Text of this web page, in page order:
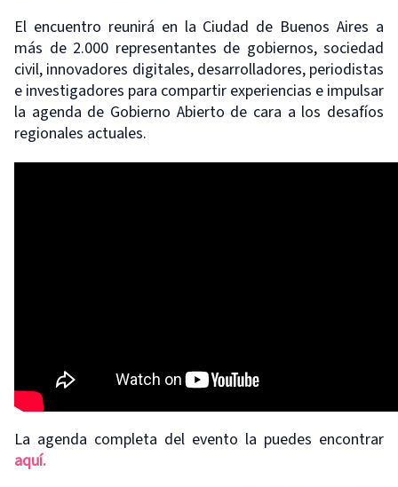
El encuentro reunirá en la Ciudad de Buenos Aires a
más de 2.000 representantes de gobiernos, sociedad
civil, innovadores digitales, desarrolladores, periodistas
e investigadores para compartir experiencias e impulsar
la agenda de Gobierno Abierto de cara a los desafíos
regionales actuales.
La agenda completa del evento la puedes encontrar
aquí.